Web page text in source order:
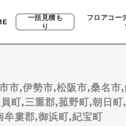
一括見積も
り
フロアコー
市,伊勢市,松阪市,桑名
町,三重郡,菰野町,朝日
婁郡,御浜町,紀宝町